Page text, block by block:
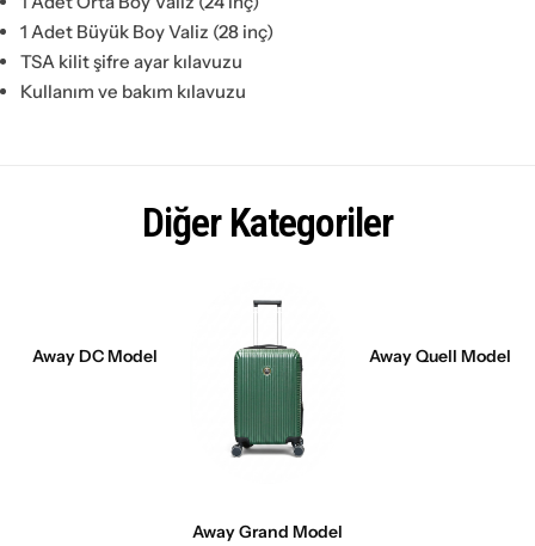
1 Adet Büyük Boy Valiz (28 inç)
TSA kilit şifre ayar kılavuzu
Kullanım ve bakım kılavuzu
Diğer Kategoriler
Away DC Model
Away Grand Model
Away Quell Model